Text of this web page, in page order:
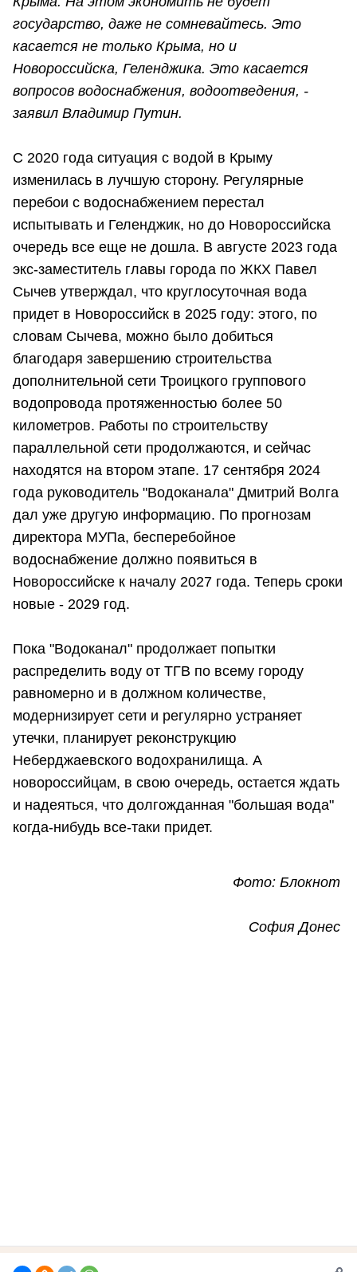
государство, даже не сомневайтесь. Это
касается не только Крыма, но и
Новороссийска, Геленджика. Это касается
вопросов водоснабжения, водоотведения, -
заявил Владимир Путин.
С 2020 года ситуация с водой в Крыму
изменилась в лучшую сторону. Регулярные
перебои с водоснабжением перестал
испытывать и Геленджик, но до Новороссийска
очередь все еще не дошла. В августе 2023 года
экс-заместитель главы города по ЖКХ Павел
Сычев утверждал, что круглосуточная вода
придет в Новороссийск в 2025 году: этого, по
словам Сычева, можно было добиться
благодаря завершению строительства
дополнительной сети Троицкого группового
водопровода протяженностью более 50
километров. Работы по строительству
параллельной сети продолжаются, и сейчас
находятся на втором этапе. 17 сентября 2024
года руководитель "Водоканала" Дмитрий Волга
дал уже другую информацию. По прогнозам
директора МУПа, бесперебойное
водоснабжение должно появиться в
Новороссийске к началу 2027 года. Теперь сроки
новые - 2029 год.
Пока "Водоканал" продолжает попытки
распределить воду от ТГВ по всему городу
равномерно и в должном количестве,
модернизирует сети и регулярно устраняет
утечки, планирует реконструкцию
Неберджаевского водохранилища. А
новороссийцам, в свою очередь, остается ждать
и надеяться, что долгожданная "большая вода"
когда-нибудь все-таки придет.
Фото: Блокнот
София Донес